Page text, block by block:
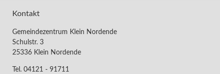
Kontakt
Gemeindezentrum Klein Nordende
Schulstr. 3
25336 Klein Nordende
Tel. 04121 - 91711